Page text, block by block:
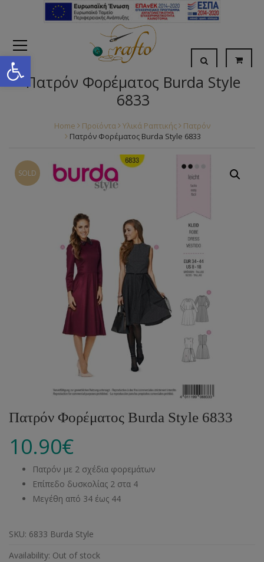
Open toolbar
Πατρόν Φορέματος Burda Style
6833
Home Προϊόντα Υλικά Ραπτικής
Πατρόν
Πατρόν Φορέματος Burda Style 6833
SOLD
Πατρόν Φορέματος Burda Style 6833
10.90€
Πατρόν με 2 σχέδια φορεμάτων
Επίπεδο δυσκολίας 2 στα 4
Μεγέθη από 34 έως 44
SKU: 6833 Burda Style
Availability: Out of stock